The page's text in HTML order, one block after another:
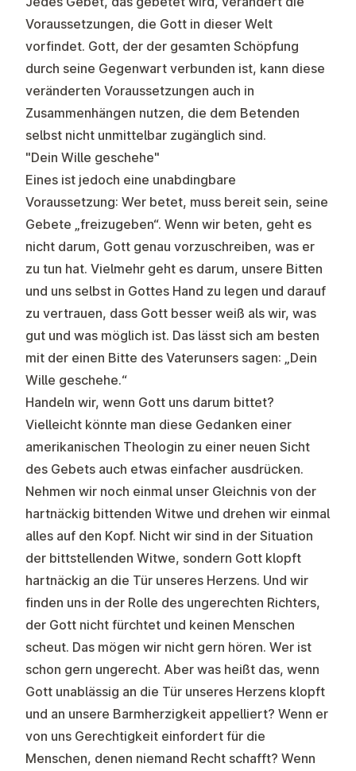
Voraussetzungen, die Gott in dieser Welt
vorfindet. Gott, der der gesamten Schöpfung
durch seine Gegenwart verbunden ist, kann diese
veränderten Voraussetzungen auch in
Zusammenhängen nutzen, die dem Betenden
selbst nicht unmittelbar zugänglich sind.
"Dein Wille geschehe"
Eines ist jedoch eine unabdingbare
Voraussetzung: Wer betet, muss bereit sein, seine
Gebete „freizugeben“. Wenn wir beten, geht es
nicht darum, Gott genau vorzuschreiben, was er
zu tun hat. Vielmehr geht es darum, unsere Bitten
und uns selbst in Gottes Hand zu legen und darauf
zu vertrauen, dass Gott besser weiß als wir, was
gut und was möglich ist. Das lässt sich am besten
mit der einen Bitte des Vaterunsers sagen: „Dein
Wille geschehe.“
Handeln wir, wenn Gott uns darum bittet?
Vielleicht könnte man diese Gedanken einer
amerikanischen Theologin zu einer neuen Sicht
des Gebets auch etwas einfacher ausdrücken.
Nehmen wir noch einmal unser Gleichnis von der
hartnäckig bittenden Witwe und drehen wir einmal
alles auf den Kopf. Nicht wir sind in der Situation
der bittstellenden Witwe, sondern Gott klopft
hartnäckig an die Tür unseres Herzens. Und wir
finden uns in der Rolle des ungerechten Richters,
der Gott nicht fürchtet und keinen Menschen
scheut. Das mögen wir nicht gern hören. Wer ist
schon gern ungerecht. Aber was heißt das, wenn
Gott unablässig an die Tür unseres Herzens klopft
und an unsere Barmherzigkeit appelliert? Wenn er
von uns Gerechtigkeit einfordert für die
Menschen, denen niemand Recht schafft? Wenn